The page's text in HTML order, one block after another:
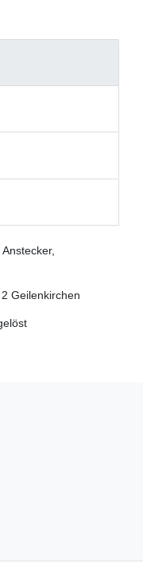
Geilenkirchen